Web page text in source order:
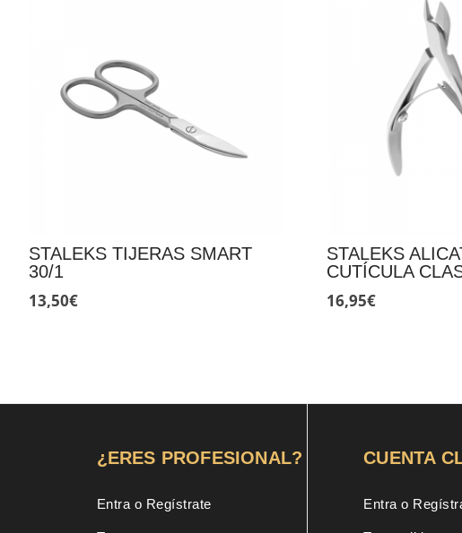
STALEKS TIJERAS SMART
30/1
13,50€
STALEKS
CUTÍCULA
16,95€
¿ERES PROFESIONAL?
Entra o Regístrate
CUENTA
Entra o